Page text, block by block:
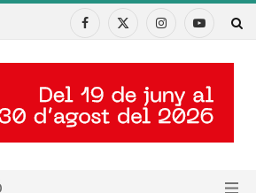
Facebook
X
InstagramYouTube